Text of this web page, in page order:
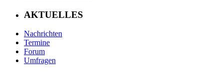
AKTUELLES
Nachrichten
Termine
Forum
Umfragen